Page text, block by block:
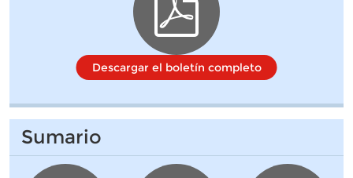
Descargar el boletín completo
Sumario